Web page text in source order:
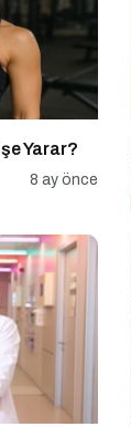
Yarar?
8 ay önce